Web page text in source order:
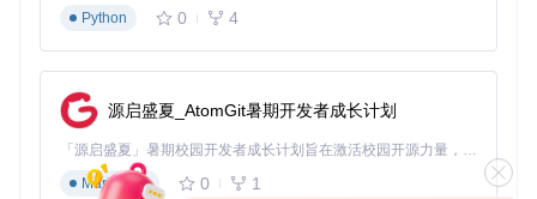
模型
失败
格式不兼
损坏
转换为.obj格式
性
模型
显示
不全
顶点数量
超过限制
简化模型至100,
000顶点以内
d"状态中的顶点
丢失
材质路径
错误
obj文件同目录
Python
0 4
源启盛夏_AtomGit暑期开发者成长计划
「源启盛夏」暑期校园开发者成长计划旨在激活校园开源力量，通过积分激励、认证扶持、资源倾斜等形式，引导高校组织和开发者完成「入驻 — 建项目 — 做贡献 — 获认证 — 得资源」的完整闭环。无论你是想带领社团入驻平台的组织者，还是希望用代码贡献证明自己的开发者，都能在这里找到属于你的成长路径。
Markdown
0 1